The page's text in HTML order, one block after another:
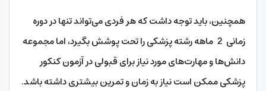
همچنین، باید توجه داشت که هر فردی می‌تواند تنها در دوره
زمانی 2 ماهه رشته پزشکی را تحت پوشش بگیرد، اما مجموعه
دانش‌ها و مهارت‌های مورد نیاز برای قبولی در آزمون کنکور
پزشکی ممکن است نیاز به زمان و تمرین بیشتری داشته باشد.